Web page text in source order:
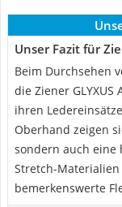
Unser Fazit für
Beim Durchsehen
die Ziener
ihren
Oberhand zeigen
sondern auch eine
Stretch-
bemerkenswerte